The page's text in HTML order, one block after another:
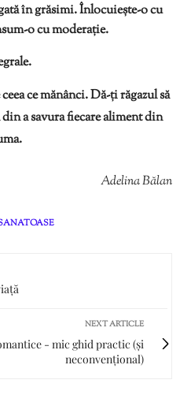
în grăsimi. Înlocuiește-o cu
o cu moderație.
ce mănânci. Dă-ți răgazul să
a savura fiecare aliment din
Adelina Bălan
NEXT ARTICLE
- mic ghid practic (și
neconvențional)